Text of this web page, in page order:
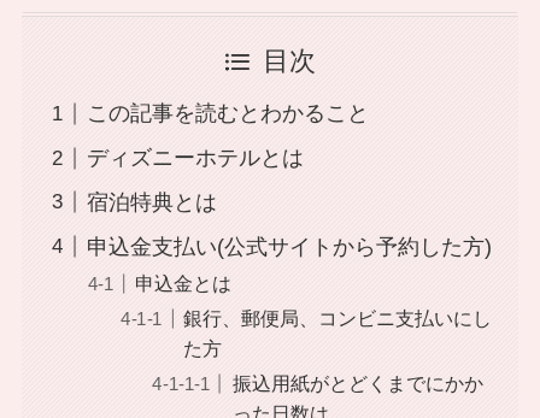
目次
この記事を読むとわかること
ディズニーホテルとは
宿泊特典とは
申込金支払い(公式サイトから予約した方)
申込金とは
銀行、郵便局、コンビニ支払いにし
た方
振込用紙がとどくまでにかか
った日数は